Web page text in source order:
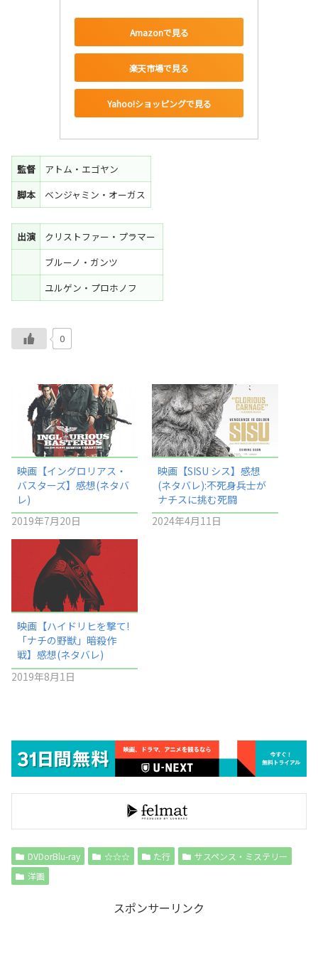
Amazonで見る
楽天市場で見る
Yahoo!ショッピングで見る
監督
アトム・エゴヤン
脚本
ベンジャミン・オーガス
出演
クリストファー・プラマー
ブルーノ・ガンツ
ユルゲン・プロホノフ
0
映画【イングロリアス・
バスターズ】感想(ネタバ
レ)
2019年7月20日
映画【SISU シス】感想
(ネタバレ):不死身兵士が
ナチスに挑む死闘
2024年4月11日
映画【ハイドリヒを撃て!
「ナチの野獣」暗殺作
戦】感想(ネタバレ)
2019年8月1日
DVDorBlu-ray ☆☆☆ た行
サスペンス・ミステリー
洋画
スポンサーリンク